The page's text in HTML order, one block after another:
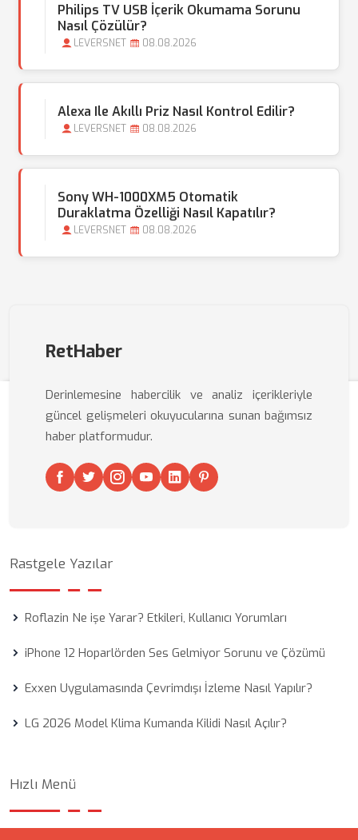
Philips TV USB İçerik Okumama Sorunu
Nasıl Çözülür?
LEVERSNET 08.08.2026
Alexa Ile Akıllı Priz Nasıl Kontrol Edilir?
LEVERSNET 08.08.2026
Sony WH-1000XM5 Otomatik
Duraklatma Özelliği Nasıl Kapatılır?
LEVERSNET 08.08.2026
RetHaber
Derinlemesine habercilik ve analiz içerikleriyle
güncel gelişmeleri okuyucularına sunan bağımsız
haber platformudur.
Rastgele Yazılar
Roflazin Ne işe Yarar? Etkileri, Kullanıcı Yorumları
iPhone 12 Hoparlörden Ses Gelmiyor Sorunu ve Çözümü
Exxen Uygulamasında Çevrimdışı İzleme Nasıl Yapılır?
LG 2026 Model Klima Kumanda Kilidi Nasıl Açılır?
Hızlı Menü